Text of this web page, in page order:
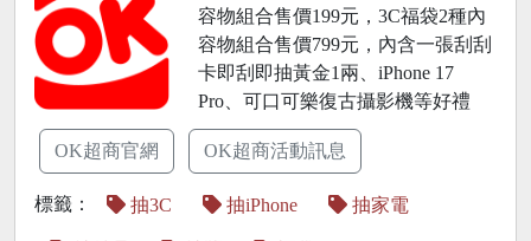
容物組合售價199元，3C福袋2種內
容物組合售價799元，內含一張刮刮
卡即刮即抽黃金1兩、iPhone 17
Pro、可口可樂復古攝影機等好禮
OK超商官網 OK超商活動訊息
標籤： 抽3C 抽iPhone 抽家電